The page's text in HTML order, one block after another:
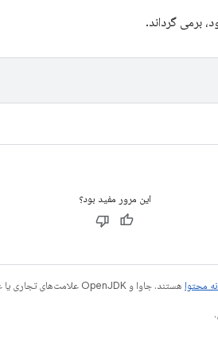
برمی گرداند.
این مرور مفید بود؟
محتوا هستند. جاوا و OpenJDK علامت‌های تجاری یا علامت‌های تجاری ثبت‌شده Oracle و/یا وابسته‌های آن هستند.